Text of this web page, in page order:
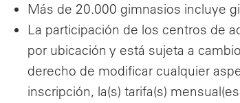
Más de 20.000 gimnasios incluye
La participación de los centros de
por ubicación y está sujeta a
derecho de modificar cualquier
inscripción, la(s) tarifa(s)